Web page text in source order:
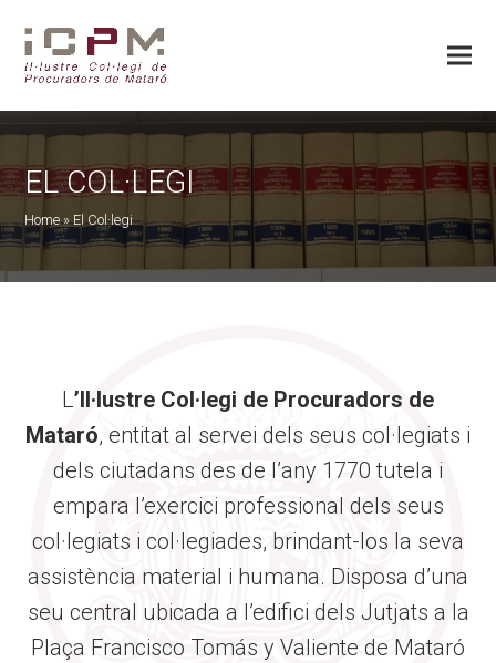
EL COL·LEGI
Home»El Col·legi
L’Il·lustre Col·legi de Procuradors de
Mataró, entitat al servei dels seus col·legiats i
dels ciutadans des de l’any 1770 tutela i
empara l’exercici professional dels seus
col·legiats i col·legiades, brindant-los la seva
assistència material i humana. Disposa d’una
seu central ubicada a l’edifici dels Jutjats a la
Plaça Francisco Tomás y Valiente de Mataró